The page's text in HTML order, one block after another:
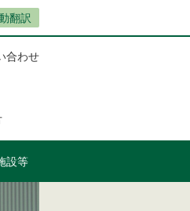
翻訳
合わせ
設等